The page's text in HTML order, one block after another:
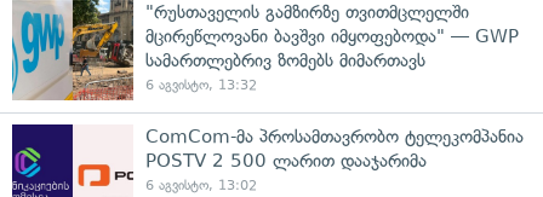
"რუსთაველის გამზირზე თვითმცლელში
მცირეწლოვანი ბავშვი იმყოფებოდა" — GWP
სამართლებრივ ზომებს მიმართავს
6 აგვისტო, 13:32
ComCom-მა პროსამთავრობო ტელეკომპანია
POSTV 2 500 ლარით დააჯარიმა
6 აგვისტო, 13:02